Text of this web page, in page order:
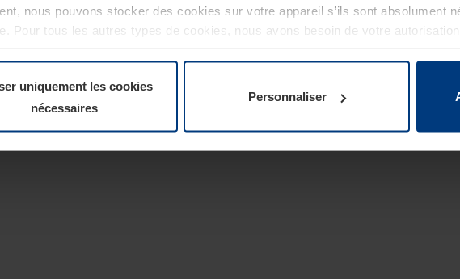
nous pouvons stocker des cookies sur votre appareil s’ils sont absolument
Pour tous les autres types de cookies, nous avons besoin de votre
uniquement les cookies
nécessaires
Personnaliser